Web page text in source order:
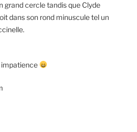
grand cercle tandis que Clyde
dans son rond minuscule tel un
impatience